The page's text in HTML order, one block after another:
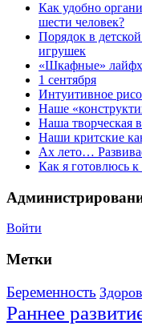
Как удобно
шести человек?
Порядок в
игрушек
«Шкафные»
1 сентября
Интуитивное
Наше
Наша творческая
Наши критские
Ах лето…
Как я готовлюсь
Войти
Метки
Беременность
Раннее